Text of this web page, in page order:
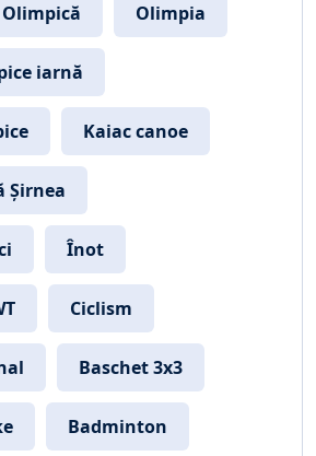
Olimpia
iarnă
Kaiac canoe
Șirnea
Înot
Ciclism
Baschet 3x3
Badminton